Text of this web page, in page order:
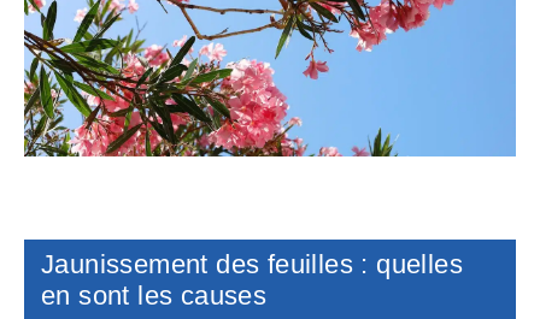
Jaunissement des feuilles : quelles
en sont les causes